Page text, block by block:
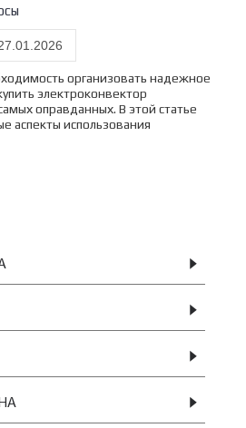
организовать надежное
электроконвектор
оправданных. В этой статье
аспекты использования